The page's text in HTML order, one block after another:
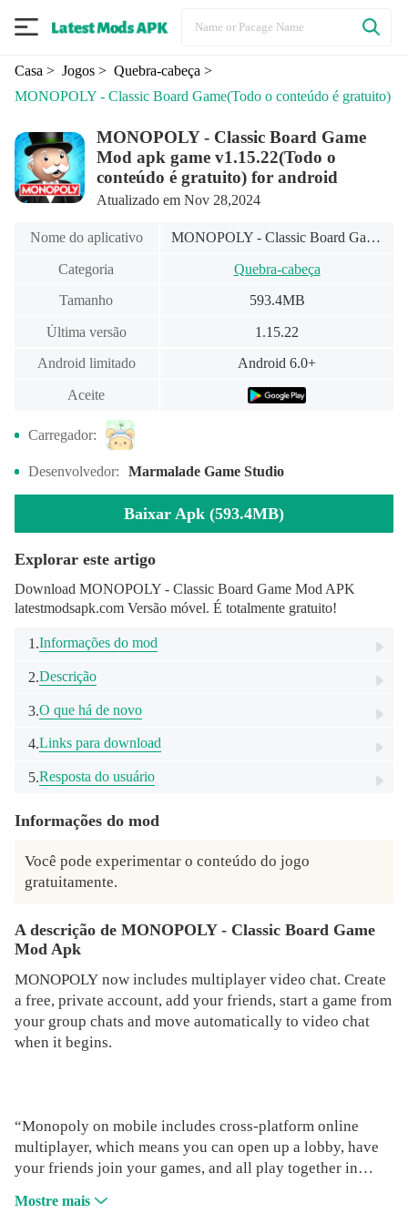
Casa > Jogos> Quebra-cabeça >
MONOPOLY - Classic Board Game(Todo o conteúdo é gratuito)
MONOPOLY - Classic Board Game
Mod apk game v1.15.22(Todo o
conteúdo é gratuito) for android
Atualizado em Nov 28,2024
Nome do aplicativo MONOPOLY - Classic Board Game
Categoria Quebra-cabeça
Tamanho 593.4MB
Última versão 1.15.22
Android limitado Android 6.0+
Aceite
Carregador:
Desenvolvedor: Marmalade Game Studio
Baixar Apk (593.4MB)
Explorar este artigo
Download MONOPOLY - Classic Board Game Mod APK
latestmodsapk.com Versão móvel. É totalmente gratuito!
1.Informações do mod
2.Descrição
3.O que há de novo
4.Links para download
5.Resposta do usuário
Informações do mod
Você pode experimentar o conteúdo do jogo
gratuitamente.
A descrição de MONOPOLY - Classic Board Game
Mod Apk
MONOPOLY now includes multiplayer video chat. Create
a free, private account, add your friends, start a game from
your group chats and move automatically to video chat
when it begins.
“Monopoly on mobile includes cross-platform online
multiplayer, which means you can open up a lobby, have
your friends join your games, and all play together in
PocketGamer
Mostre mais